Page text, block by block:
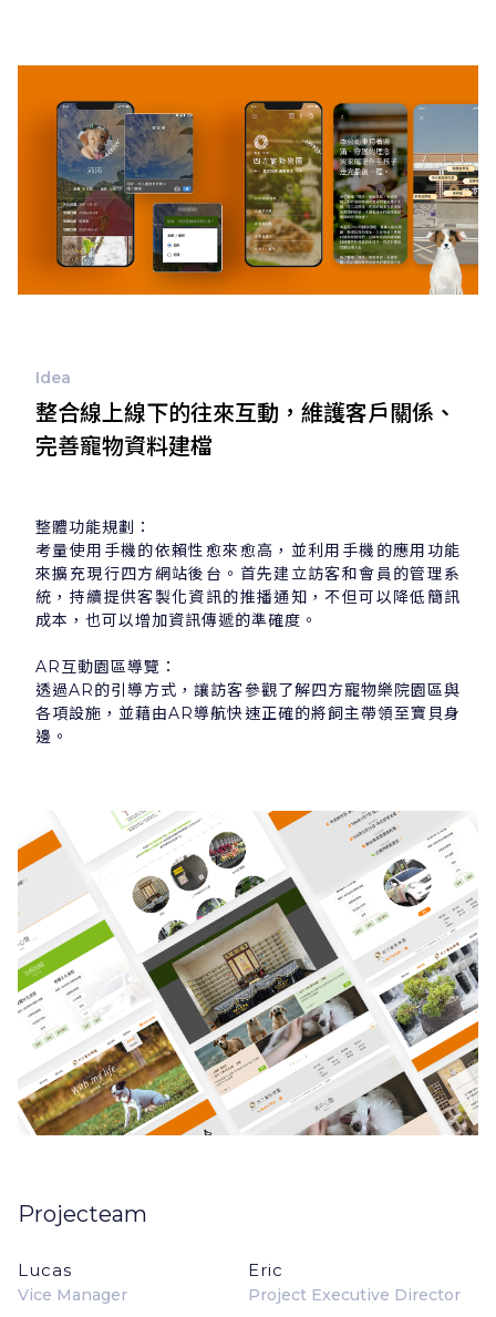
Idea
整合線上線下的往來互動，維護客戶關係、
完善寵物資料建檔
整體功能規劃：
考量使用手機的依賴性愈來愈高，並利用手機的應用功能
來擴充現行四方網站後台。首先建立訪客和會員的管理系
統，持續提供客製化資訊的推播通知，不但可以降低簡訊
成本，也可以增加資訊傳遞的準確度。
AR互動園區導覽：
透過AR的引導方式，讓訪客參觀了解四方寵物樂院園區與
各項設施，並藉由AR導航快速正確的將飼主帶領至寶貝身
邊。
Projecteam
Lucas
Vice Manager
Eric
Project Executive Director